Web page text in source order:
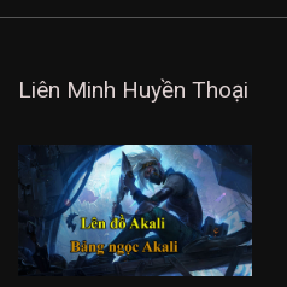
Liên Minh Huyền Thoại